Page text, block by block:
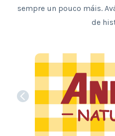
sempre un pouco máis.
de